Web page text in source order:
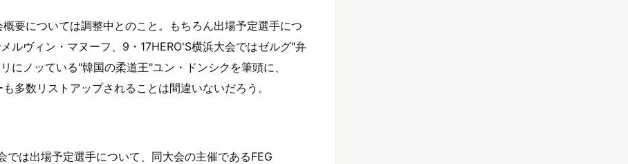
要については調整中とのこと。もちろん出場予定選手につ
ルヴィン・マヌーフ、9・17HERO'S横浜大会ではゼルグ"弁
にノッている"韓国の柔道王"ユン・ドンシクを筆頭に、
多数リストアップされることは間違いないだろう。
は出場予定選手について、同大会の主催であるFEG